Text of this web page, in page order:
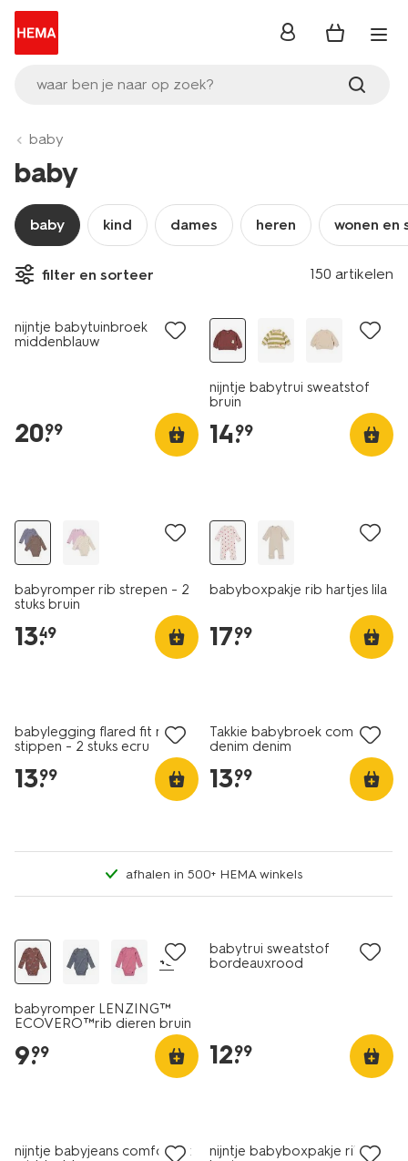
waar ben je naar op zoek?
inloggen
baby
baby
baby kind dames heren wonen en
filter en sorteer 150 artikelen
nieuw
nijntje babytuinbroek
middenblauw
20.
99
nijntje babytrui sweatstof
bruin
14.
99
babyromper rib strepen - 2
stuks bruin
13.
49
babyboxpakje rib hartjes lila
17.
99
babylegging flared fit rib
stippen - 2 stuks ecru
13.
99
Takkie babybroek comfy fit
denim denim
13.
99
afhalen in 500+ HEMA winkels
+3
babyromper LENZING™
ECOVERO™rib dieren bruin
9.
99
babytrui sweatstof
bordeauxrood
12.
99
nijntje babyjeans comfort fit
nijntje babyboxpakje rib